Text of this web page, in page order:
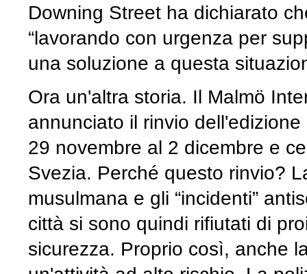
Downing Street ha dichiarato
“lavorando con urgenza per
una soluzione a questa
Ora un'altra storia. Il Malmö
annunciato il rinvio
29 novembre al 2 dicembre e
Svezia. Perché questo rinvio?
musulmana e gli “incidenti”
città si sono quindi rifiutati di
sicurezza. Proprio così, anche